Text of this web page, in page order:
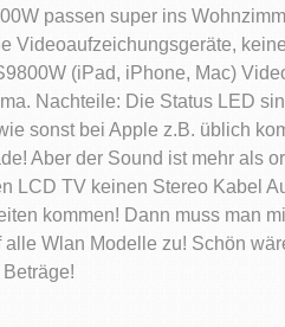
passen super ins
Videoaufzeichungsgeräte,
(iPad, iPhone, Mac)
Nachteile: Die Status LED
sonst bei Apple z.B. üblich
Aber der Sound ist mehr als
LCD TV keinen Stereo Kabel
kommen! Dann muss man
Wlan Modelle zu! Schön